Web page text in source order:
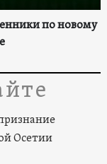
по новому
Осетии